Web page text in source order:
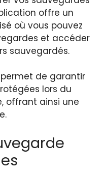
offre un
où vous pouvez
et accéder
sauvegardés.
permet de garantir
lors du
offrant ainsi une